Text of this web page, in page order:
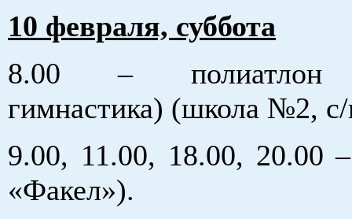
10 февраля, суббота
8.00 – полиатлон
гимнастика) (школа №2,
9.00, 11.00, 18.00, 20.00
«Факел»).